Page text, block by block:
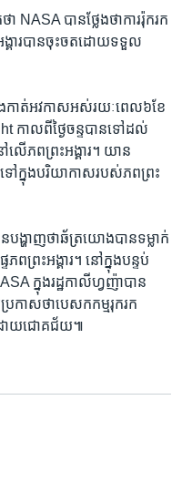
NASA បាន​ថ្លែង​ថា​ការរ៉ុករក​
ង្គារ​បាន​ចុះចត​ដោយ​ទទួល​
ងកាត់​អវកាស​អស់​រយៈពេល៦ខែ
កាល​ពី​ថ្ងៃចន្ទ​បាន​ទៅ​ដល់​
ភពព្រះអង្គារ។ យាន
ៅក្នុង​បរិយាកាស​របស់​ភពព្រះ
បង្ហាញ​ថា​ឆ័ត្រយោង​បាន​ទម្លាក់​
ពព្រះអង្គារ។ នៅក្នុង​បន្ទប់​
ក្នុង​រដ្ឋកាលីហ្វញ៉ា​បាន​
កាស​ថា​បេសកកម្ម​រុករក
ដោយ​ជោគជ័យ៕